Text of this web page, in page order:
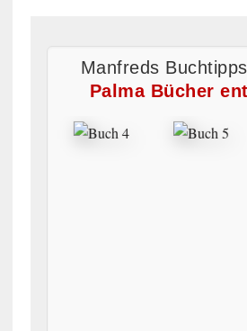
Manfreds
Palma Bücher